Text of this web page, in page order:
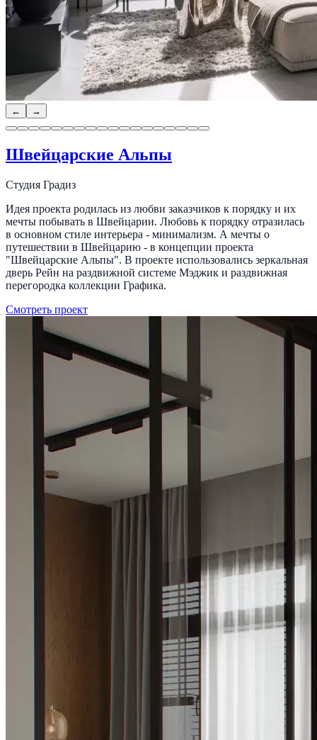
← →
Швейцарские Альпы
Студия Градиз
Идея проекта родилась из любви заказчиков к порядку и их
мечты побывать в Швейцарии. Любовь к порядку отразилась
в основном стиле интерьера - минимализм. А мечты о
путешествии в Швейцарию - в концепции проекта
"Швейцарские Альпы". В проекте использовались зеркальная
дверь Рейн на раздвижной системе Мэджик и раздвижная
перегородка коллекции Графика.
Смотреть проект